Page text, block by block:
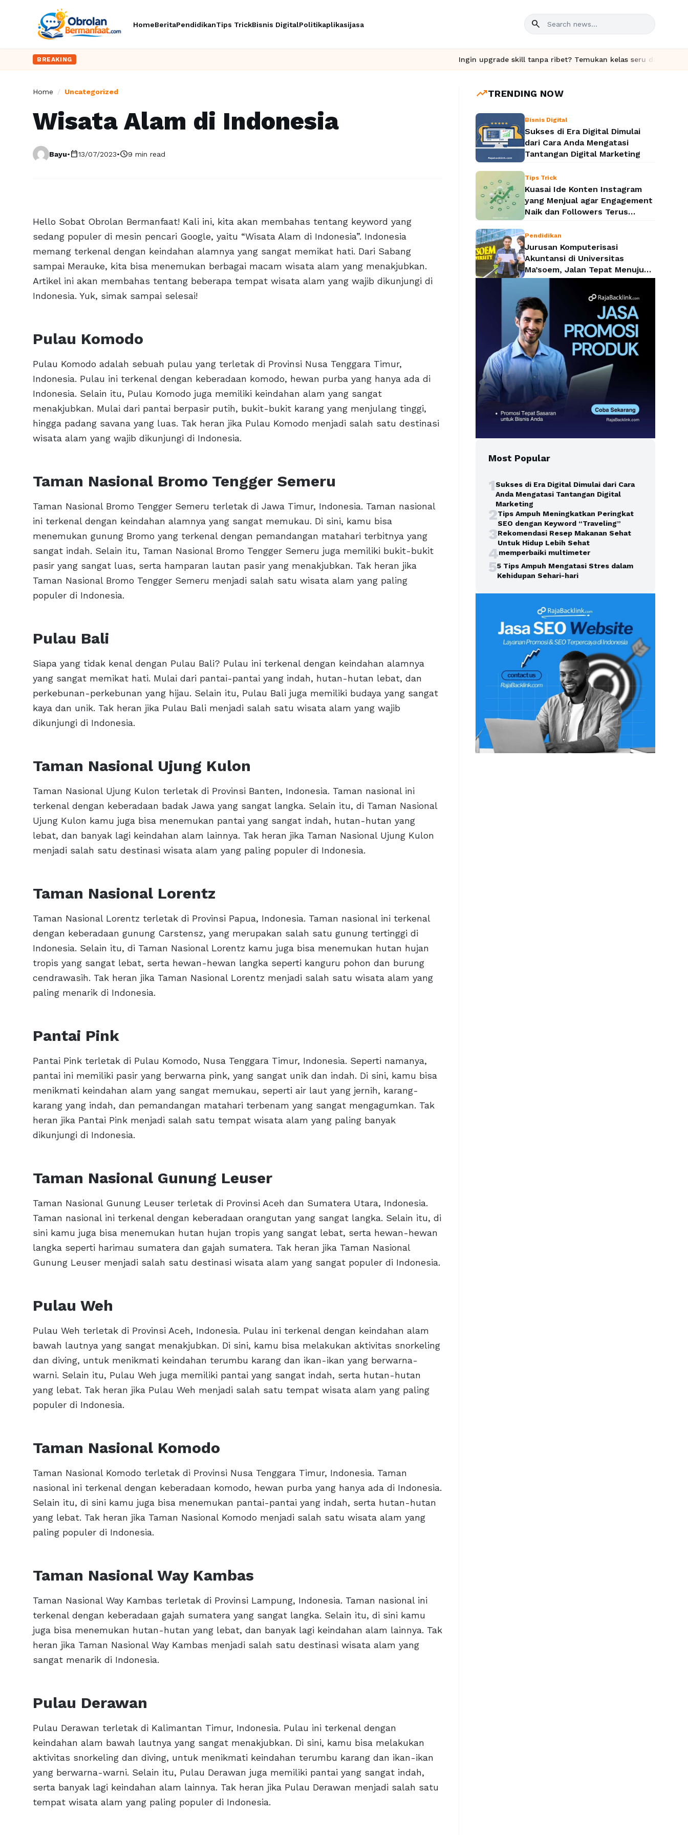
HomeBeritaPendidikanTips TrickBisnis DigitalPolitikaplikasijasa search
BREAKING Ingin upgrade skill tanpa ribet? Temukan kelas seru dan materi lengkap
Home / Uncategorized
Wisata Alam di Indonesia
Bayu•calendar_today13/07/2023•schedule9 min read
Hello Sobat Obrolan Bermanfaat! Kali ini, kita akan membahas tentang keyword yang
sedang populer di mesin pencari Google, yaitu “Wisata Alam di Indonesia”. Indonesia
memang terkenal dengan keindahan alamnya yang sangat memikat hati. Dari Sabang
sampai Merauke, kita bisa menemukan berbagai macam wisata alam yang menakjubkan.
Artikel ini akan membahas tentang beberapa tempat wisata alam yang wajib dikunjungi di
Indonesia. Yuk, simak sampai selesai!
Pulau Komodo
Pulau Komodo adalah sebuah pulau yang terletak di Provinsi Nusa Tenggara Timur,
Indonesia. Pulau ini terkenal dengan keberadaan komodo, hewan purba yang hanya ada di
Indonesia. Selain itu, Pulau Komodo juga memiliki keindahan alam yang sangat
menakjubkan. Mulai dari pantai berpasir putih, bukit-bukit karang yang menjulang tinggi,
hingga padang savana yang luas. Tak heran jika Pulau Komodo menjadi salah satu destinasi
wisata alam yang wajib dikunjungi di Indonesia.
Taman Nasional Bromo Tengger Semeru
Taman Nasional Bromo Tengger Semeru terletak di Jawa Timur, Indonesia. Taman nasional
ini terkenal dengan keindahan alamnya yang sangat memukau. Di sini, kamu bisa
menemukan gunung Bromo yang terkenal dengan pemandangan matahari terbitnya yang
sangat indah. Selain itu, Taman Nasional Bromo Tengger Semeru juga memiliki bukit-bukit
pasir yang sangat luas, serta hamparan lautan pasir yang menakjubkan. Tak heran jika
Taman Nasional Bromo Tengger Semeru menjadi salah satu wisata alam yang paling
populer di Indonesia.
Pulau Bali
Siapa yang tidak kenal dengan Pulau Bali? Pulau ini terkenal dengan keindahan alamnya
yang sangat memikat hati. Mulai dari pantai-pantai yang indah, hutan-hutan lebat, dan
perkebunan-perkebunan yang hijau. Selain itu, Pulau Bali juga memiliki budaya yang sangat
kaya dan unik. Tak heran jika Pulau Bali menjadi salah satu wisata alam yang wajib
dikunjungi di Indonesia.
Taman Nasional Ujung Kulon
Taman Nasional Ujung Kulon terletak di Provinsi Banten, Indonesia. Taman nasional ini
terkenal dengan keberadaan badak Jawa yang sangat langka. Selain itu, di Taman Nasional
Ujung Kulon kamu juga bisa menemukan pantai yang sangat indah, hutan-hutan yang
lebat, dan banyak lagi keindahan alam lainnya. Tak heran jika Taman Nasional Ujung Kulon
menjadi salah satu destinasi wisata alam yang paling populer di Indonesia.
Taman Nasional Lorentz
Taman Nasional Lorentz terletak di Provinsi Papua, Indonesia. Taman nasional ini terkenal
dengan keberadaan gunung Carstensz, yang merupakan salah satu gunung tertinggi di
Indonesia. Selain itu, di Taman Nasional Lorentz kamu juga bisa menemukan hutan hujan
tropis yang sangat lebat, serta hewan-hewan langka seperti kanguru pohon dan burung
cendrawasih. Tak heran jika Taman Nasional Lorentz menjadi salah satu wisata alam yang
paling menarik di Indonesia.
Pantai Pink
Pantai Pink terletak di Pulau Komodo, Nusa Tenggara Timur, Indonesia. Seperti namanya,
pantai ini memiliki pasir yang berwarna pink, yang sangat unik dan indah. Di sini, kamu bisa
menikmati keindahan alam yang sangat memukau, seperti air laut yang jernih, karang-
karang yang indah, dan pemandangan matahari terbenam yang sangat mengagumkan. Tak
heran jika Pantai Pink menjadi salah satu tempat wisata alam yang paling banyak
dikunjungi di Indonesia.
Taman Nasional Gunung Leuser
Taman Nasional Gunung Leuser terletak di Provinsi Aceh dan Sumatera Utara, Indonesia.
Taman nasional ini terkenal dengan keberadaan orangutan yang sangat langka. Selain itu, di
sini kamu juga bisa menemukan hutan hujan tropis yang sangat lebat, serta hewan-hewan
langka seperti harimau sumatera dan gajah sumatera. Tak heran jika Taman Nasional
Gunung Leuser menjadi salah satu destinasi wisata alam yang sangat populer di Indonesia.
Pulau Weh
Pulau Weh terletak di Provinsi Aceh, Indonesia. Pulau ini terkenal dengan keindahan alam
bawah lautnya yang sangat menakjubkan. Di sini, kamu bisa melakukan aktivitas snorkeling
dan diving, untuk menikmati keindahan terumbu karang dan ikan-ikan yang berwarna-
warni. Selain itu, Pulau Weh juga memiliki pantai yang sangat indah, serta hutan-hutan
yang lebat. Tak heran jika Pulau Weh menjadi salah satu tempat wisata alam yang paling
populer di Indonesia.
Taman Nasional Komodo
Taman Nasional Komodo terletak di Provinsi Nusa Tenggara Timur, Indonesia. Taman
nasional ini terkenal dengan keberadaan komodo, hewan purba yang hanya ada di Indonesia.
Selain itu, di sini kamu juga bisa menemukan pantai-pantai yang indah, serta hutan-hutan
yang lebat. Tak heran jika Taman Nasional Komodo menjadi salah satu wisata alam yang
paling populer di Indonesia.
Taman Nasional Way Kambas
Taman Nasional Way Kambas terletak di Provinsi Lampung, Indonesia. Taman nasional ini
terkenal dengan keberadaan gajah sumatera yang sangat langka. Selain itu, di sini kamu
juga bisa menemukan hutan-hutan yang lebat, dan banyak lagi keindahan alam lainnya. Tak
heran jika Taman Nasional Way Kambas menjadi salah satu destinasi wisata alam yang
sangat menarik di Indonesia.
Pulau Derawan
Pulau Derawan terletak di Kalimantan Timur, Indonesia. Pulau ini terkenal dengan
keindahan alam bawah lautnya yang sangat menakjubkan. Di sini, kamu bisa melakukan
aktivitas snorkeling dan diving, untuk menikmati keindahan terumbu karang dan ikan-ikan
yang berwarna-warni. Selain itu, Pulau Derawan juga memiliki pantai yang sangat indah,
serta banyak lagi keindahan alam lainnya. Tak heran jika Pulau Derawan menjadi salah satu
tempat wisata alam yang paling populer di Indonesia.
trending_upTRENDING NOW
Bisnis Digital
Sukses di Era Digital Dimulai
dari Cara Anda Mengatasi
Tantangan Digital Marketing
Tips Trick
Kuasai Ide Konten Instagram
yang Menjual agar Engagement
Naik dan Followers Terus
Pendidikan
Jurusan Komputerisasi
Akuntansi di Universitas
Ma’soem, Jalan Tepat Menuju
Profesi yang Dicari Perusahaan
Most Popular
1Sukses di Era Digital Dimulai dari Cara
Anda Mengatasi Tantangan Digital
Marketing
2Tips Ampuh Meningkatkan Peringkat
SEO dengan Keyword “Traveling”
3Rekomendasi Resep Makanan Sehat
Untuk Hidup Lebih Sehat
4memperbaiki multimeter
55 Tips Ampuh Mengatasi Stres dalam
Kehidupan Sehari-hari